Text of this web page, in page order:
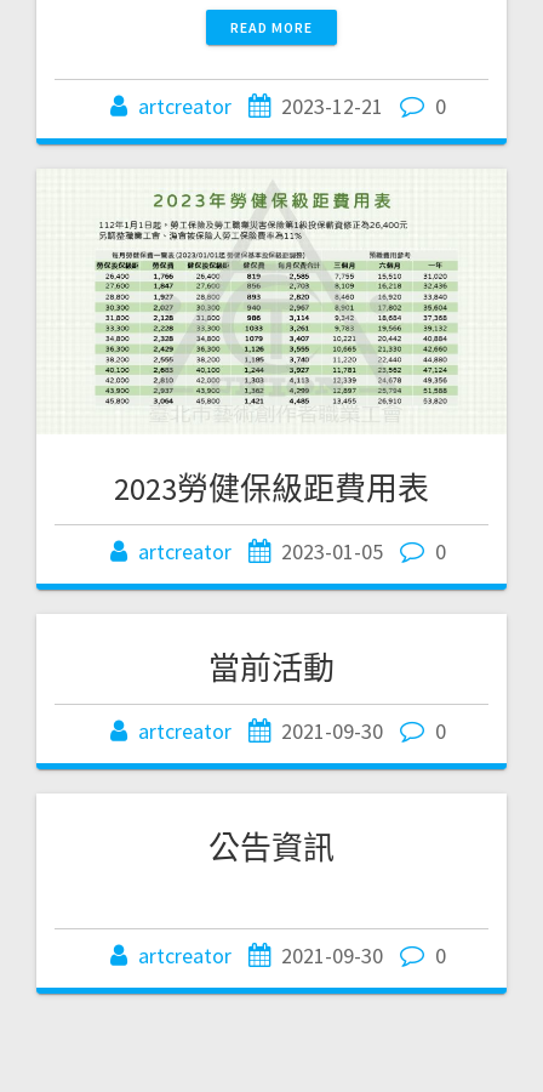
READ MORE
artcreator 2023-12-21 0
2023勞健保級距費用表
artcreator 2023-01-05 0
當前活動
artcreator 2021-09-30 0
公告資訊
artcreator 2021-09-30 0